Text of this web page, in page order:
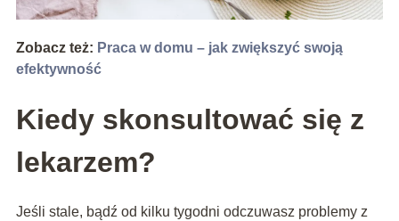
Zobacz też: Praca w domu – jak zwiększyć swoją
efektywność
Kiedy skonsultować się z
lekarzem?
Jeśli stale, bądź od kilku tygodni odczuwasz problemy z